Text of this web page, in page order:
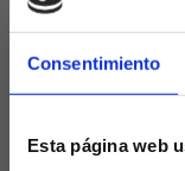
Consentimiento
Esta página web
incorporaciones